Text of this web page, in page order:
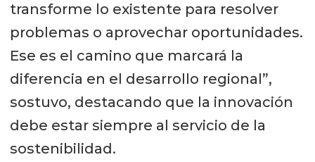
transforme lo existente para resolver
problemas o aprovechar oportunidades.
Ese es el camino que marcará la
diferencia en el desarrollo regional”,
sostuvo, destacando que la innovación
debe estar siempre al servicio de la
sostenibilidad.